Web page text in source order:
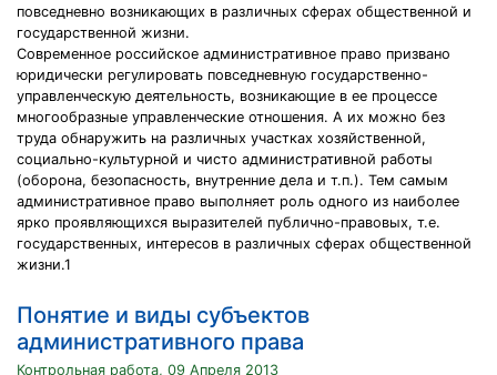
повседневно возникающих в различных сферах общественной и
государственной жизни.
Современное российское административное право призвано
юридически регулировать повседневную государственно-
управленческую деятельность, возникающие в ее процессе
многообразные управленческие отношения. А их можно без
труда обнаружить на различных участках хозяйственной,
социально-культурной и чисто административной работы
(оборона, безопасность, внутренние дела и т.п.). Тем самым
административное право выполняет роль одного из наиболее
ярко проявляющихся выразителей публично-правовых, т.е.
государственных, интересов в различных сферах общественной
жизни.1
Понятие и виды субъектов
административного права
Контрольная работа, 09 Апреля 2013